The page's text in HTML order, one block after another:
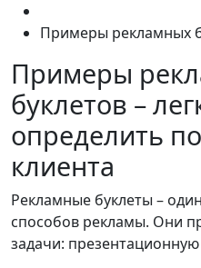
Примеры рекламных
Примеры
буклетов –
определить
клиента
Рекламные буклеты –
способов рекламы. Они
задачи: